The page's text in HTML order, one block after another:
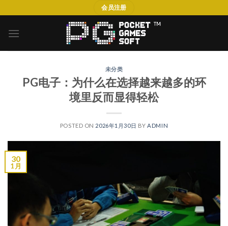
to
content
会员注册
未分类
PG电子：为什么在选择越来越多的环
境里反而显得轻松
POSTED ON 2026年1月30日 BY ADMIN
30
1 月